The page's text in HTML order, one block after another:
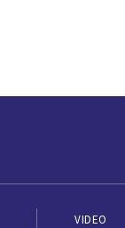
VIDEO